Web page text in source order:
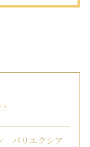
パリエクシア